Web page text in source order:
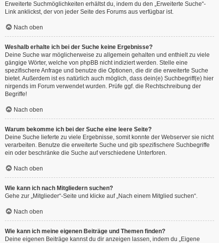
Erweiterte Suchmöglichkeiten erhältst du, indem du den „Erweiterte Suche“-
Link anklickst, der von jeder Seite des Forums aus verfügbar ist.
Nach oben
Weshalb erhalte ich bei der Suche keine Ergebnisse?
Deine Suche war möglicherweise zu allgemein gehalten und enthielt zu viele
gängige Wörter, welche von phpBB nicht indiziert werden. Stelle eine
spezifischere Anfrage und benutze die Optionen, die dir die erweiterte Suche
bietet. Außerdem ist es natürlich auch möglich, dass dein(e) Suchbegriff(e) hier
nirgends im Forum verwendet wurden. Prüfe ggf. die Rechtschreibung der
Begriffe!
Nach oben
Warum bekomme ich bei der Suche eine leere Seite?
Deine Suche lieferte zu viele Ergebnisse, somit konnte der Webserver sie nicht
verarbeiten. Benutze die erweiterte Suche und gib spezifischere Suchbegriffe
ein oder beschränke die Suche auf verschiedene Unterforen.
Nach oben
Wie kann ich nach Mitgliedern suchen?
Gehe zur „Mitglieder“-Seite und klicke auf „Nach einem Mitglied suchen“.
Nach oben
Wie kann ich meine eigenen Beiträge und Themen finden?
Deine eigenen Beiträge kannst du dir anzeigen lassen, indem du „Eigene